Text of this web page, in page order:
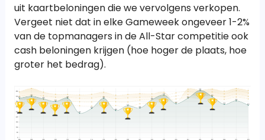
uit kaartbeloningen die we vervolgens verkopen.
Vergeet niet dat in elke Gameweek ongeveer 1-2%
van de topmanagers in de All-Star competitie ook
cash beloningen krijgen (hoe hoger de plaats, hoe
groter het bedrag).